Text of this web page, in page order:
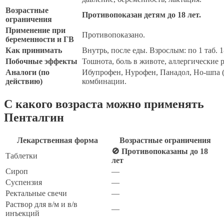
Возрастные
ограничения
Противопоказан детям до 18 лет.
Применение при
беременности и ГВ
Противопоказано.
Как принимать
Внутрь, после еды. Взрослым: по 1 таб.
Побочные эффекты Тошнота, боль в животе,
Аналоги (по
действию)
Ибупрофен, Нурофен, Панадол, Но-шпа
комбинации.
С какого возраста можно применять
Пенталгин
Лекарственная форма
Возрастные ограничения
Таблетки
🚫 Противопоказаны до 18
лет
Сироп
—
Суспензия
—
Ректальные свечи
—
Раствор для в/м и в/в
инъекций
—